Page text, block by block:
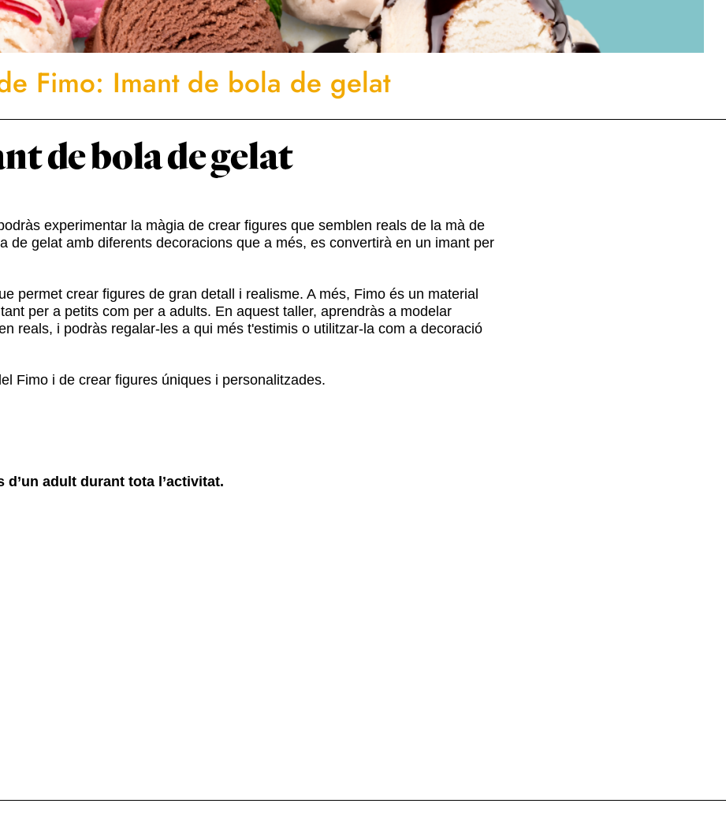
Fimo: Imant de bola de gelat
de bola de gelat
experimentar la màgia de crear figures que semblen reals de la mà de
de gelat amb diferents decoracions que a més, es convertirà en un imant per
permet crear figures de gran detall i realisme. A més, Fimo és un material
per a petits com per a adults. En aquest taller, aprendràs a modelar
reals, i podràs regalar-les a qui més t'estimis o utilitzar-la com a decoració
Fimo i de crear figures úniques i personalitzades.
adult durant tota l’activitat.